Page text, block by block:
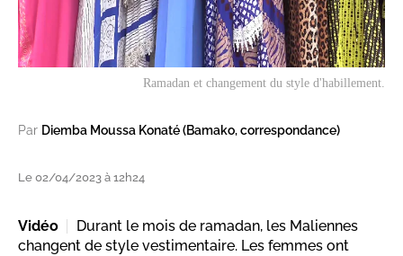
Ramadan et changement du style d'habillement.
Par Diemba Moussa Konaté (Bamako, correspondance)
Le 02/04/2023 à 12h24
Vidéo
Durant le mois de ramadan, les Maliennes
changent de style vestimentaire. Les femmes ont